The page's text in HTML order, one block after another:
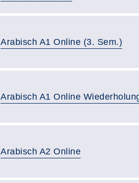
Arabisch A1 Online (3. Sem.)
Arabisch A1 Online
Arabisch A2 Online